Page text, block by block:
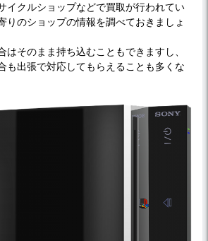
イクルショップなどで買取が行われてい
りのショップの情報を調べておきましょ
はそのまま持ち込むこともできますし、
も出張で対応してもらえることも多くな